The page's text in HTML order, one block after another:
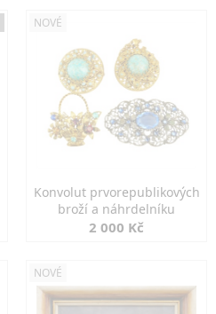
NOVÉ
Konvolut prvorepublikových
broží a náhrdelníku
2 000 Kč
NOVÉ